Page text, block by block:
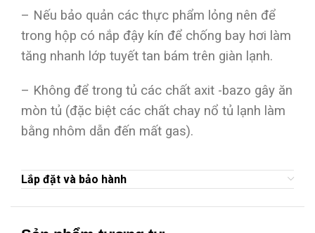
– Nếu bảo quản các thực phẩm lỏng nên để
trong hộp có nắp đậy kín để chống bay hơi làm
tăng nhanh lớp tuyết tan bám trên giàn lạnh.
– Không để trong tủ các chất axit -bazo gây ăn
mòn tủ (đặc biệt các chất chay nổ tủ lạnh làm
bằng nhôm dẫn đến mất gas).
Lắp đặt và bảo hành